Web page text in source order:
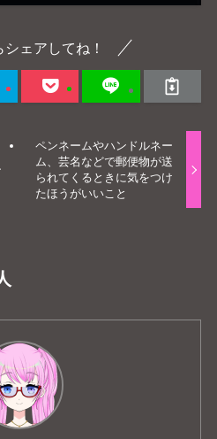
ェアしてね！
ペンネームやハンドルネー
ム、芸名などで郵便物が送
られてくるときに気をつけ
たほうがいいこと